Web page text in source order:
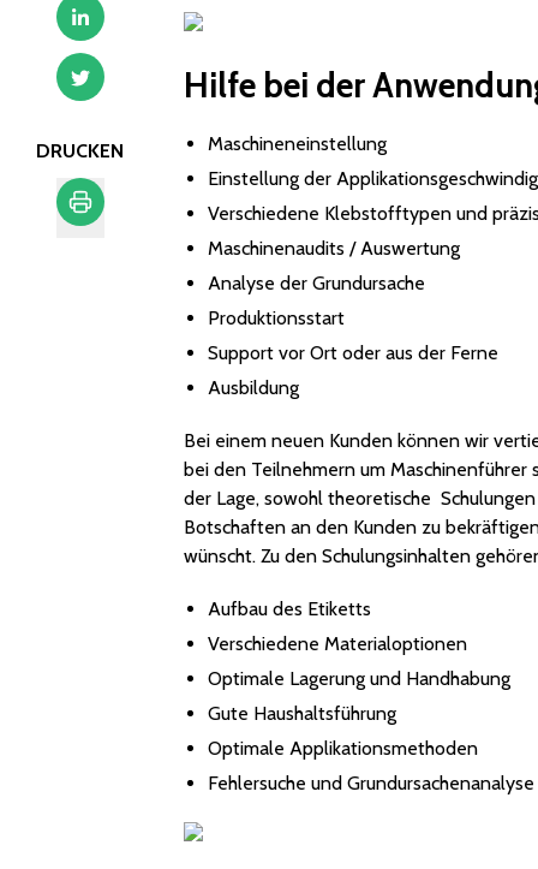
DRUCKEN
Hilfe bei der
Maschineneinstellung
Einstellung der
Verschiedene Klebstofftypen und
Maschinenaudits / Auswertung
Analyse der Grundursache
Produktionsstart
Support vor Ort oder aus der Ferne
Ausbildung
Bei einem neuen Kunden können wir
bei den Teilnehmern um
der Lage, sowohl theoretische
Botschaften an den Kunden zu
wünscht. Zu den Schulungsinhalten
Aufbau des Etiketts
Verschiedene Materialoptionen
Optimale Lagerung und Handhabung
Gute Haushaltsführung
Optimale Applikationsmethoden
Fehlersuche und Grundursachenanalyse